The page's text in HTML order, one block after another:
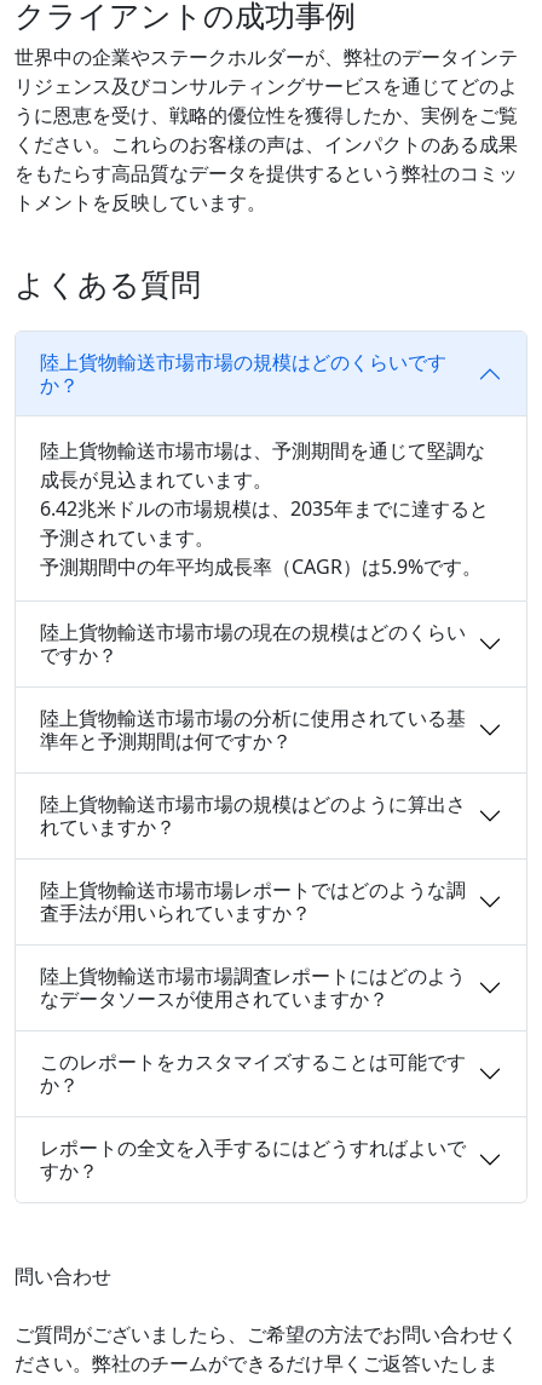
クライアントの成功事例
世界中の企業やステークホルダーが、弊社のデータインテ
リジェンス及びコンサルティングサービスを通じてどのよ
うに恩恵を受け、戦略的優位性を獲得したか、実例をご覧
ください。これらのお客様の声は、インパクトのある成果
をもたらす高品質なデータを提供するという弊社のコミッ
トメントを反映しています。
よくある質問
陸上貨物輸送市場市場の規模はどのくらいです
か？
陸上貨物輸送市場市場は、予測期間を通じて堅調な
成長が見込まれています。
6.42兆米ドルの市場規模は、2035年までに達すると
予測されています。
予測期間中の年平均成長率（CAGR）は5.9%です。
陸上貨物輸送市場市場の現在の規模はどのくらい
ですか？
陸上貨物輸送市場市場の分析に使用されている基
準年と予測期間は何ですか？
陸上貨物輸送市場市場の規模はどのように算出さ
れていますか？
陸上貨物輸送市場市場レポートではどのような調
査手法が用いられていますか？
陸上貨物輸送市場市場調査レポートにはどのよう
なデータソースが使用されていますか？
このレポートをカスタマイズすることは可能です
か？
レポートの全文を入手するにはどうすればよいで
すか？
問い合わせ
ご質問がございましたら、ご希望の方法でお問い合わせく
ださい。弊社のチームができるだけ早くご返答いたしま